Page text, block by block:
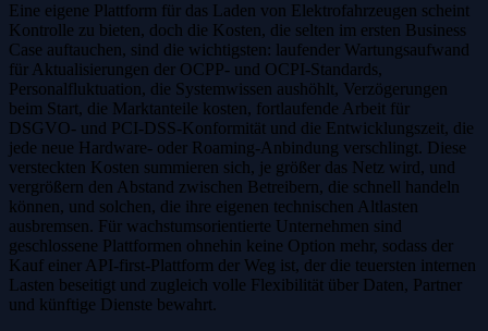
Eine eigene Plattform für das Laden von Elektrofahrzeugen scheint
Kontrolle zu bieten, doch die Kosten, die selten im ersten Business
Case auftauchen, sind die wichtigsten: laufender Wartungsaufwand
für Aktualisierungen der OCPP- und OCPI-Standards,
Personalfluktuation, die Systemwissen aushöhlt, Verzögerungen
beim Start, die Marktanteile kosten, fortlaufende Arbeit für
DSGVO- und PCI-DSS-Konformität und die Entwicklungszeit, die
jede neue Hardware- oder Roaming-Anbindung verschlingt. Diese
versteckten Kosten summieren sich, je größer das Netz wird, und
vergrößern den Abstand zwischen Betreibern, die schnell handeln
können, und solchen, die ihre eigenen technischen Altlasten
ausbremsen. Für wachstumsorientierte Unternehmen sind
geschlossene Plattformen ohnehin keine Option mehr, sodass der
Kauf einer API-first-Plattform der Weg ist, der die teuersten internen
Lasten beseitigt und zugleich volle Flexibilität über Daten, Partner
und künftige Dienste bewahrt.